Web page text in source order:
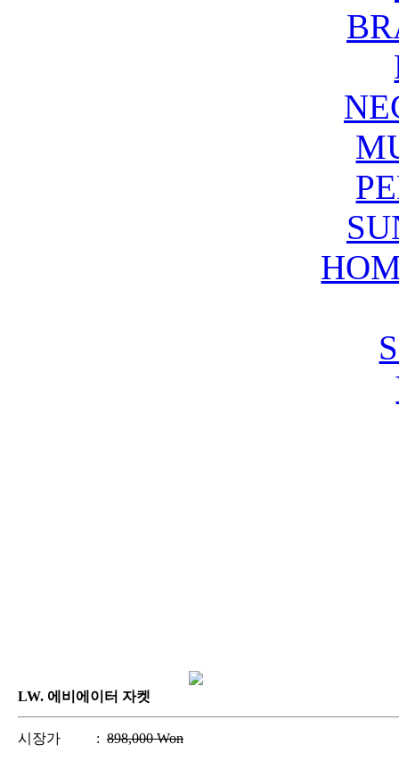
LW. 에비에이터 자켓
시장가 : 898,000 Won